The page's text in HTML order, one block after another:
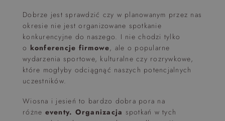
Dobrze jest sprawdzić czy w planowanym przez nas
okresie nie jest organizowane spotkanie
konkurencyjne do naszego. I nie chodzi tylko
o konferencje firmowe, ale o popularne
wydarzenia sportowe, kulturalne czy rozrywkowe,
które mogłyby odciągnąć naszych potencjalnych
uczestników.
Wiosna i jesień to bardzo dobra pora na
różne eventy. Organizacja spotkań w tych